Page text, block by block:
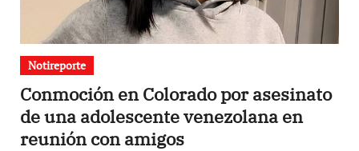
Notireporte
Conmoción en Colorado por asesinato
de una adolescente venezolana en
reunión con amigos